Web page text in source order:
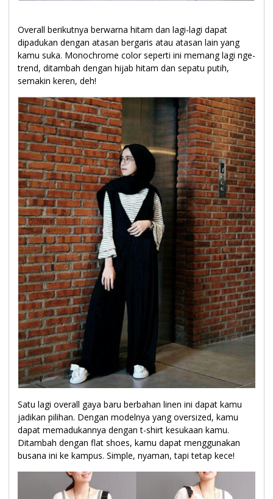
Overall berikutnya berwarna hitam dan lagi-lagi dapat
dipadukan dengan atasan bergaris atau atasan lain yang
kamu suka. Monochrome color seperti ini memang lagi nge-
trend, ditambah dengan hijab hitam dan sepatu putih,
semakin keren, deh!
Satu lagi overall gaya baru berbahan linen ini dapat kamu
jadikan pilihan. Dengan modelnya yang oversized, kamu
dapat memadukannya dengan t-shirt kesukaan kamu.
Ditambah dengan flat shoes, kamu dapat menggunakan
busana ini ke kampus. Simple, nyaman, tapi tetap kece!